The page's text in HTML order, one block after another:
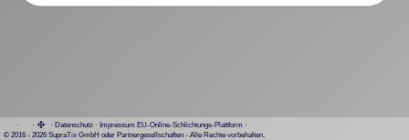
· · · Datenschutz · Impressum EU-Online-Schlichtungs-Plattform ·
© 2016 - 2026 SupraTix GmbH oder Partnergesellschaften - Alle Rechte vorbehalten.